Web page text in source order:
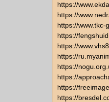
https://
https://
https://
https://
https://
https://
https://
https://
https://
https://